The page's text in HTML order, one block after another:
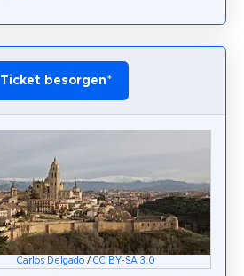
Ticket besorgen*
Carlos Delgado /CC BY-SA 3.0